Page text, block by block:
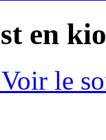
en
Voir le